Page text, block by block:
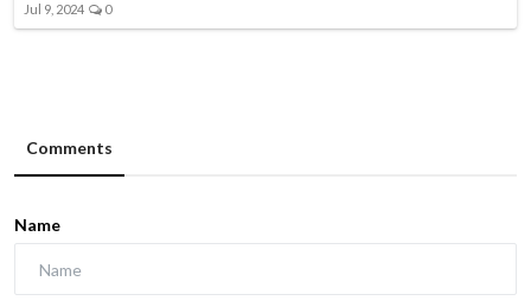
Jul 9, 2024 0
Comments
Name